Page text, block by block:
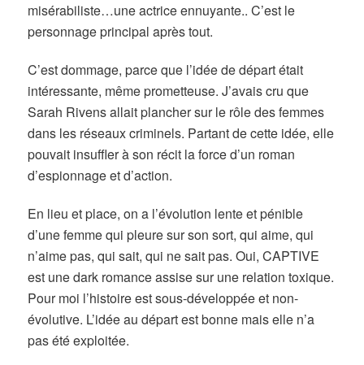
misérabiliste…une actrice ennuyante.. C’est le
personnage principal après tout.
C’est dommage, parce que l’idée de départ était
intéressante, même prometteuse. J’avais cru que
Sarah Rivens allait plancher sur le rôle des femmes
dans les réseaux criminels. Partant de cette idée, elle
pouvait insuffler à son récit la force d’un roman
d’espionnage et d’action.
En lieu et place, on a l’évolution lente et pénible
d’une femme qui pleure sur son sort, qui aime, qui
n’aime pas, qui sait, qui ne sait pas. Oui, CAPTIVE
est une dark romance assise sur une relation toxique.
Pour moi l’histoire est sous-développée et non-
évolutive. L’idée au départ est bonne mais elle n’a
pas été exploitée.